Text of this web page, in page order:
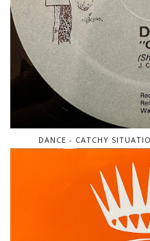
DANCE - CATCHY